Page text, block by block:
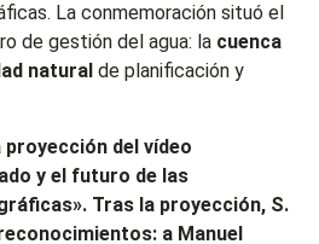
La conmemoración situó el
de gestión del agua: la cuenca
natural de planificación y
del vídeo
y el futuro de las
Tras la proyección, S.
a Manuel